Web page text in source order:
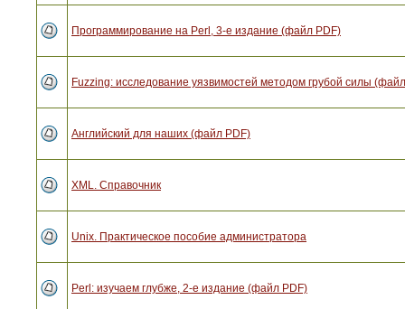
Программирование на Perl, 3-е издание (файл PDF)
Fuzzing: исследование уязвимостей методом грубой силы
Английский для наших (файл PDF)
XML. Справочник
Unix. Практическое пособие администратора
Perl: изучаем глубже, 2-е издание (файл PDF)